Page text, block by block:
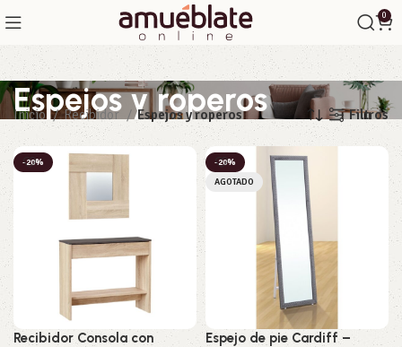
0
Espejos y roperos
Inicio Recibidor Espejos y roperos Filtros
-20%
Recibidor Consola con
-20%
AGOTADO
Espejo de pie Cardiff –